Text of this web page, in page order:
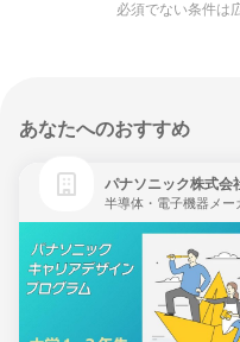
必須でない条件は
あなたへのおすすめ
パナソニック株式会
半導体・電子機器メー